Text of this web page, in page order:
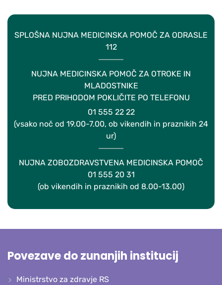
SPLOŠNA NUJNA MEDICINSKA POMOČ ZA ODRASLE
112
NUJNA MEDICINSKA POMOČ ZA OTROKE IN
MLADOSTNIKE
PRED PRIHODOM POKLIČITE PO TELEFONU
01 555 22 22
(vsako noč od 19.00-7.00, ob vikendih in praznikih 24
ur)
NUJNA ZOBOZDRAVSTVENA MEDICINSKA POMOČ
01 555 20 31
(ob vikendih in praznikih od 8.00-13.00)
Povezave do zunanjih institucij
Ministrstvo za zdravje RS